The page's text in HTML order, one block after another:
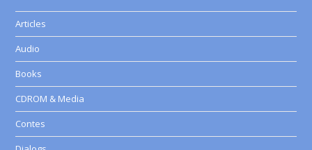
Articles
Audio
Books
CDROM & Media
Contes